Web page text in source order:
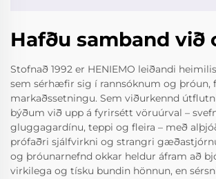
Hafðu samband við
Stofnað 1992 er HENIEMO leiðandi
sem sérhæfir sig í rannsóknum og þróun,
markaðssetningu. Sem viðurkennd
býðum við upp á fyrirsétt vöruúrval –
gluggagardínu, teppi og fleira – með
prófaðri sjálfvirkni og strangri
og þróunarnefnd okkar heldur áfram að
virkilega og tísku bundin hönnun, en